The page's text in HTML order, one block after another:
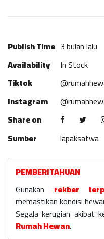
Publish Time 3 bulan lalu
Availability
In Stock
Tiktok
Instagram
Share on
Sumber
lapaksatwa
PEMBERITAHUAN
Gunakan rekber
memastikan kondisi
Segala kerugian akibat
Rumah Hewan.